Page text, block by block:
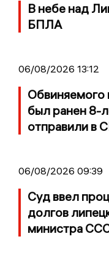
В небе над
БПЛА
06/08/2026 13:12
Обвиняемого
был ранен 8-
отправили в
06/08/2026 09:39
Суд ввел
долгов
министра